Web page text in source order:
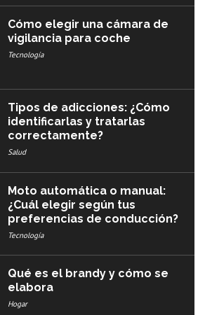
Cómo elegir una cámara de
vigilancia para coche
Tecnología
Tipos de adicciones: ¿Cómo
identificarlas y tratarlas
correctamente?
Salud
Moto automática o manual:
¿Cuál elegir según tus
preferencias de conducción?
Tecnología
Qué es el brandy y cómo se
elabora
Hogar